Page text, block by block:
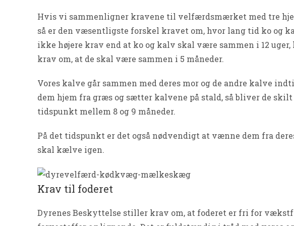
Hvis vi sammenligner kravene til velfærdsmærket med tre
så er den væsentligste forskel kravet om, hvor lang tid ko og
ikke højere krav end at ko og kalv skal være sammen i 12
krav om, at de skal være sammen i 5 måneder.
Vores kalve går sammen med deres mor og de andre kalve
dem hjem fra græs og sætter kalvene på stald, så bliver de
tidspunkt mellem 8 og 9 måneder.
På det tidspunkt er det også nødvendigt at vænne dem fra
skal kælve igen.
Krav til foderet
Dyrenes Beskyttelse stiller krav om, at foderet er fri for